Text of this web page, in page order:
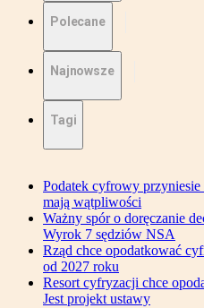
Polecane
Najnowsze
Tagi
Podatek cyfrowy
mają wątpliwości
Ważny spór o doręczanie
Wyrok 7 sędziów NSA
Rząd chce opodatkować
od 2027 roku
Resort cyfryzacji chce
Jest projekt ustawy